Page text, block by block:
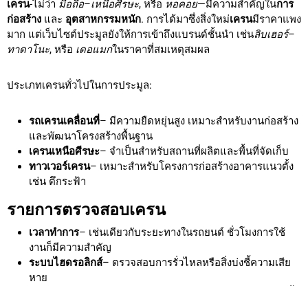
เครน-ไม่ว่า มือถือ–เหนือศีรษะ, หรือ หอคอย—มีความสำคัญในการ
ก่อสร้าง และ อุตสาหกรรมหนัก. การได้มาซึ่งสิ่งใหม่เครนมีราคาแพง
มาก แต่เว็บไซต์ประมูลยังให้การเข้าถึงแบรนด์ชั้นนำ เช่นลิบเฮอร์–
ทาดาโนะ, หรือ เดอแมกในราคาที่สมเหตุสมผล
ประเภทเครนทั่วไปในการประมูล:
รถเครนเคลื่อนที่– มีความยืดหยุ่นสูง เหมาะสำหรับงานก่อสร้าง
และพัฒนาโครงสร้างพื้นฐาน
เครนเหนือศีรษะ– จำเป็นสำหรับสถานที่ผลิตและพื้นที่จัดเก็บ
ทาวเวอร์เครน– เหมาะสำหรับโครงการก่อสร้างอาคารแนวตั้ง
เช่น ตึกระฟ้า
รายการตรวจสอบเครน
เวลาทำการ– เช่นเดียวกับระยะทางในรถยนต์ ชั่วโมงการใช้
งานก็มีความสำคัญ
ระบบไฮดรอลิกส์– ตรวจสอบการรั่วไหลหรือสิ่งบ่งชี้ความเสีย
หาย